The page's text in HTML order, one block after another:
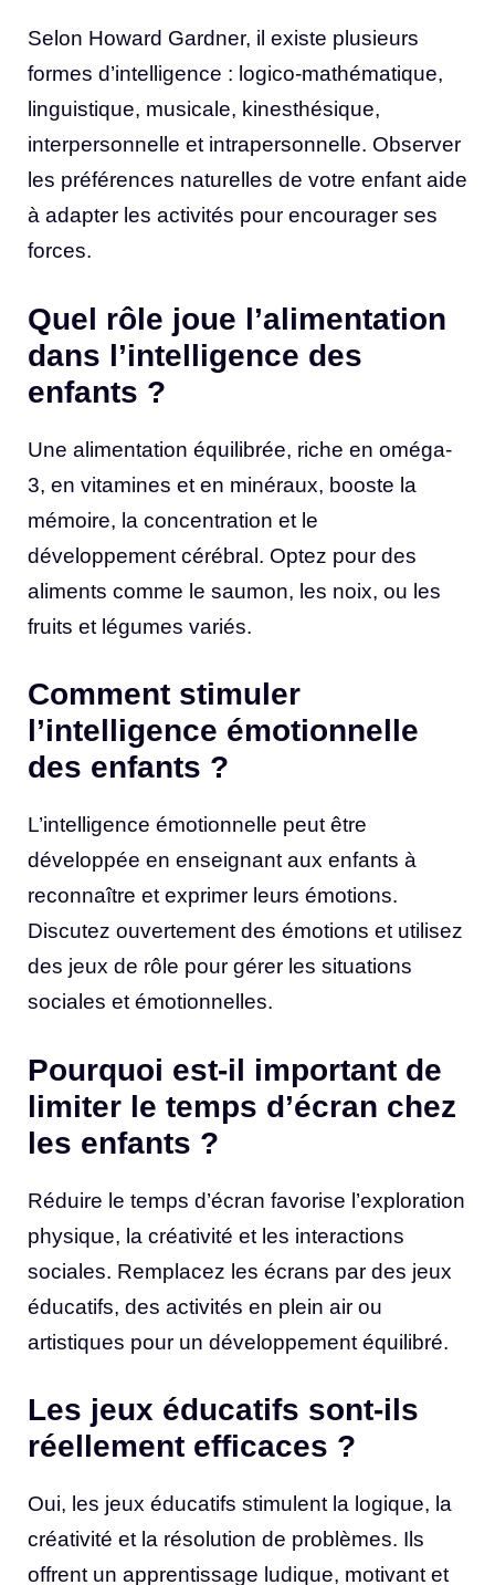
Selon Howard Gardner, il existe plusieurs
formes d’intelligence : logico-mathématique,
linguistique, musicale, kinesthésique,
interpersonnelle et intrapersonnelle. Observer
les préférences naturelles de votre enfant aide
à adapter les activités pour encourager ses
forces.
Quel rôle joue l’alimentation
dans l’intelligence des
enfants ?
Une alimentation équilibrée, riche en oméga-
3, en vitamines et en minéraux, booste la
mémoire, la concentration et le
développement cérébral. Optez pour des
aliments comme le saumon, les noix, ou les
fruits et légumes variés.
Comment stimuler
l’intelligence émotionnelle
des enfants ?
L’intelligence émotionnelle peut être
développée en enseignant aux enfants à
reconnaître et exprimer leurs émotions.
Discutez ouvertement des émotions et utilisez
des jeux de rôle pour gérer les situations
sociales et émotionnelles.
Pourquoi est-il important de
limiter le temps d’écran chez
les enfants ?
Réduire le temps d’écran favorise l’exploration
physique, la créativité et les interactions
sociales. Remplacez les écrans par des jeux
éducatifs, des activités en plein air ou
artistiques pour un développement équilibré.
Les jeux éducatifs sont-ils
réellement efficaces ?
Oui, les jeux éducatifs stimulent la logique, la
créativité et la résolution de problèmes. Ils
offrent un apprentissage ludique, motivant et